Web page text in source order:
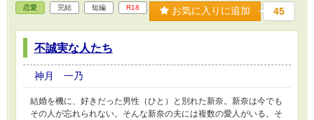
恋愛 完結 短編 R18 お気に入りに追加 45
不誠実な人たち
神月 一乃
結婚を機に、好きだった男性（ひと）と別れた新奈。新奈は今でも
その人が忘れられない。そんな新奈の夫には複数の愛人がいる。そ